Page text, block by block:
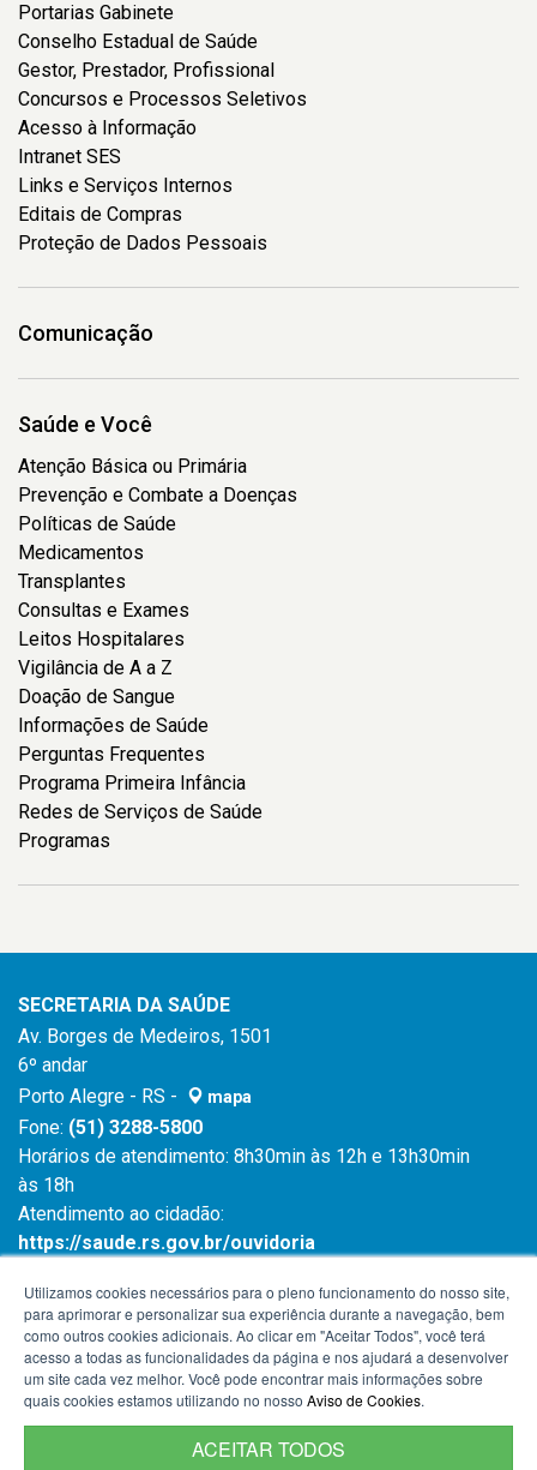
Portarias Gabinete
Conselho Estadual de Saúde
Gestor, Prestador, Profissional
Concursos e Processos Seletivos
Acesso à Informação
Intranet SES
Links e Serviços Internos
Editais de Compras
Proteção de Dados Pessoais
Comunicação
Saúde e Você
Atenção Básica ou Primária
Prevenção e Combate a Doenças
Políticas de Saúde
Medicamentos
Transplantes
Consultas e Exames
Leitos Hospitalares
Vigilância de A a Z
Doação de Sangue
Informações de Saúde
Perguntas Frequentes
Programa Primeira Infância
Redes de Serviços de Saúde
Programas
SECRETARIA DA SAÚDE
Av. Borges de Medeiros, 1501
6º andar
Porto Alegre - RS -
mapa
Fone: (51) 3288-5800
Horários de atendimento: 8h30min às 12h e 13h30min
às 18h
Atendimento ao cidadão:
https://saude.rs.gov.br/ouvidoria
Utilizamos cookies necessários para o pleno funcionamento do nosso site,
para aprimorar e personalizar sua experiência durante a navegação, bem
como outros cookies adicionais. Ao clicar em "Aceitar Todos", você terá
acesso a todas as funcionalidades da página e nos ajudará a desenvolver
um site cada vez melhor. Você pode encontrar mais informações sobre
quais cookies estamos utilizando no nosso Aviso de Cookies.
ACEITAR TODOS